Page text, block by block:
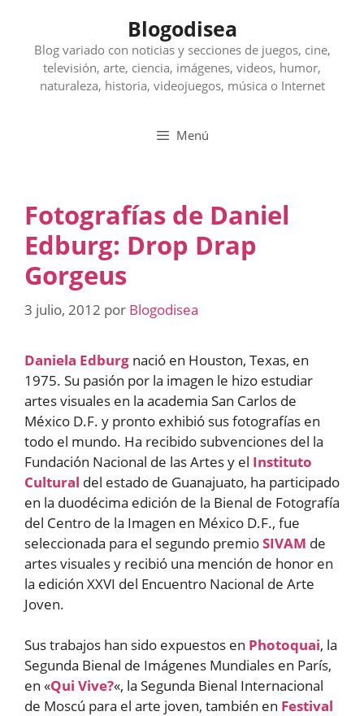
contenido
Blogodisea
Blog variado con noticias y secciones de juegos, cine,
televisión, arte, ciencia, imágenes, videos, humor,
naturaleza, historia, videojuegos, música o Internet
Menú
Fotografías de Daniel
Edburg: Drop Drap
Gorgeus
3 julio, 2012 por Blogodisea
Daniela Edburg nació en Houston, Texas, en
1975. Su pasión por la imagen le hizo estudiar
artes visuales en la academia San Carlos de
México D.F. y pronto exhibió sus fotografías en
todo el mundo. Ha recibido subvenciones del la
Fundación Nacional de las Artes y el Instituto
Cultural del estado de Guanajuato, ha participado
en la duodécima edición de la Bienal de Fotografía
del Centro de la Imagen en México D.F., fue
seleccionada para el segundo premioSIVAM de
artes visuales y recibió una mención de honor en
la edición XXVI del Encuentro Nacional de Arte
Joven.
Sus trabajos han sido expuestos en Photoquai, la
Segunda Bienal de Imágenes Mundiales en París,
en «Qui Vive?«, la Segunda Bienal Internacional
de Moscú para el arte joven, también en Festival